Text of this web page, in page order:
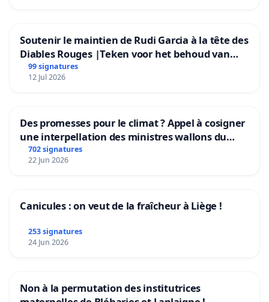
Soutenir le maintien de Rudi Garcia à la tête des
Diables Rouges |Teken voor het behoud van
Rudi Garcia als bondscoach
99 signatures
12 Jul 2026
Des promesses pour le climat ? Appel à cosigner
une interpellation des ministres wallons du
climat et de l’environnement.
702 signatures
22 Jun 2026
Canicules : on veut de la fraîcheur à Liège !
253 signatures
24 Jun 2026
Non à la permutation des institutrices